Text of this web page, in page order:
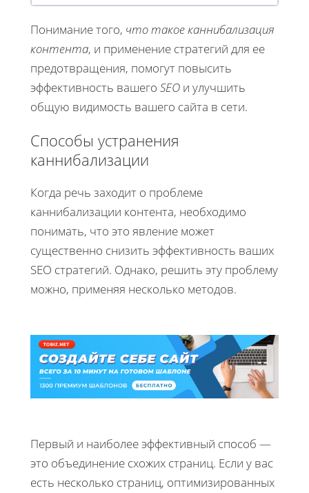
Понимание того, что такое каннибализация
контента, и применение стратегий для ее
предотвращения, помогут повысить
эффективность вашего SEO и улучшить
общую видимость вашего сайта в сети.
Способы устранения
каннибализации
Когда речь заходит о проблеме
каннибализации контента, необходимо
понимать, что это явление может
существенно снизить эффективность ваших
SEO стратегий. Однако, решить эту проблему
можно, применяя несколько методов.
Первый и наиболее эффективный способ —
это объединение схожих страниц. Если у вас
есть несколько страниц, оптимизированных